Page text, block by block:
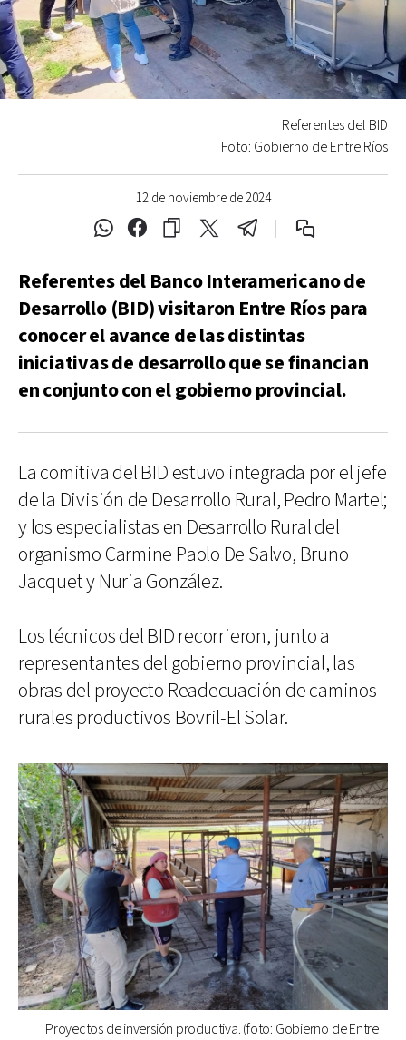
12 de noviembre de 2024
Referentes del BID
Foto: Gobierno de Entre Ríos
Referentes del Banco Interamericano de
Desarrollo (BID) visitaron Entre Ríos para
conocer el avance de las distintas
iniciativas de desarrollo que se financian
en conjunto con el gobierno provincial.
La comitiva del BID estuvo integrada por el jefe
de la División de Desarrollo Rural, Pedro Martel;
y los especialistas en Desarrollo Rural del
organismo Carmine Paolo De Salvo, Bruno
Jacquet y Nuria González.
Los técnicos del BID recorrieron, junto a
representantes del gobierno provincial, las
obras del proyecto Readecuación de caminos
rurales productivos Bovril-El Solar.
Proyectos de inversión productiva. (foto: Gobierno de Entre